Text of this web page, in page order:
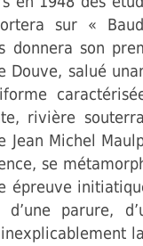
sur «
donnera son
Douve, salué
rivière
Jean Michel
se
épreuve
parure,